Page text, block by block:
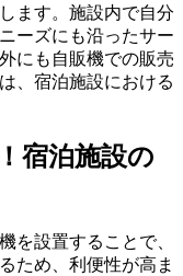
ます。施設内で自分
ーズにも沿ったサー
にも自販機での販売
、宿泊施設における
宿泊施設の
を設置することで、
ため、利便性が高ま